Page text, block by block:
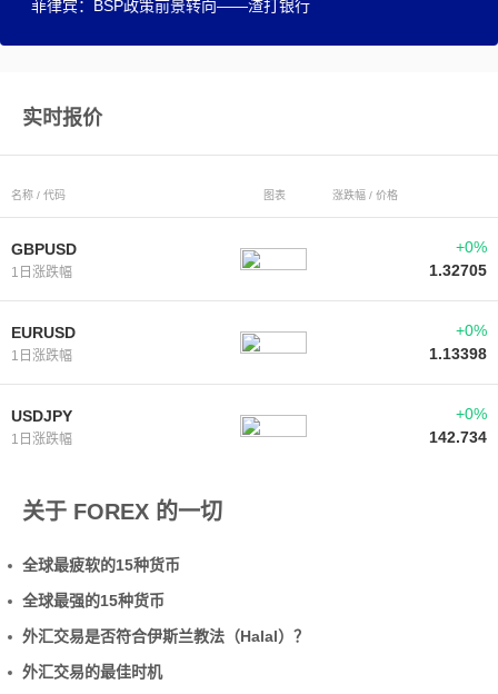
菲律宾：BSP政策前景转向——渣打银行
实时报价
名称 / 代码 图表 涨跌幅 / 价格
GBPUSD
1日涨跌幅
+0%
1.32705
EURUSD
1日涨跌幅
+0%
1.13398
USDJPY
1日涨跌幅
+0%
142.734
关于 FOREX 的一切
全球最疲软的15种货币
全球最强的15种货币
外汇交易是否符合伊斯兰教法（Halal）？
外汇交易的最佳时机